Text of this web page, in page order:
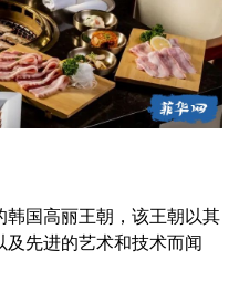
国高丽王朝，该王朝以其
先进的艺术和技术而闻